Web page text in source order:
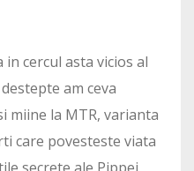
cercul asta vicios al
am ceva
miine la MTR, varianta
care povesteste viata